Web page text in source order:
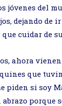
jóvenes del
dejando de
cuidar de
ahora
que
piden si soy
porque